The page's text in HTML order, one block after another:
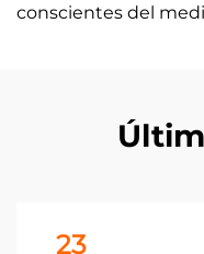
conscientes del
23